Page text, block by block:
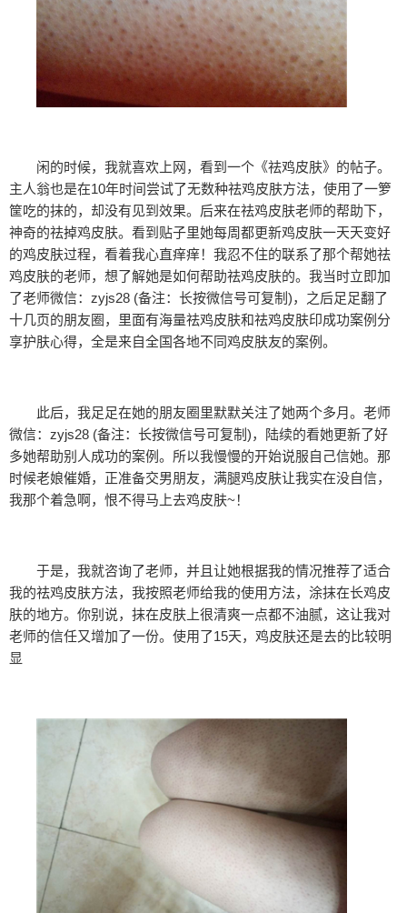
闲的时候，我就喜欢上网，看到一个《祛鸡皮肤》的帖子。
主人翁也是在10年时间尝试了无数种祛鸡皮肤方法，使用了一箩
筐吃的抹的，却没有见到效果。后来在祛鸡皮肤老师的帮助下，
神奇的祛掉鸡皮肤。看到贴子里她每周都更新鸡皮肤一天天变好
的鸡皮肤过程，看着我心直痒痒！我忍不住的联系了那个帮她祛
鸡皮肤的老师，想了解她是如何帮助祛鸡皮肤的。我当时立即加
了老师微信：zyjs28 (备注：长按微信号可复制)，之后足足翻了
十几页的朋友圈，里面有海量祛鸡皮肤和祛鸡皮肤印成功案例分
享护肤心得，全是来自全国各地不同鸡皮肤友的案例。
此后，我足足在她的朋友圈里默默关注了她两个多月。老师
微信：zyjs28 (备注：长按微信号可复制)，陆续的看她更新了好
多她帮助别人成功的案例。所以我慢慢的开始说服自己信她。那
时候老娘催婚，正准备交男朋友，满腿鸡皮肤让我实在没自信，
我那个着急啊，恨不得马上去鸡皮肤~！
于是，我就咨询了老师，并且让她根据我的情况推荐了适合
我的祛鸡皮肤方法，我按照老师给我的使用方法，涂抹在长鸡皮
肤的地方。你别说，抹在皮肤上很清爽一点都不油腻，这让我对
老师的信任又增加了一份。使用了15天，鸡皮肤还是去的比较明
显